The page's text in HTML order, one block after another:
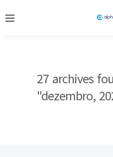
27 archives
"dezembro,